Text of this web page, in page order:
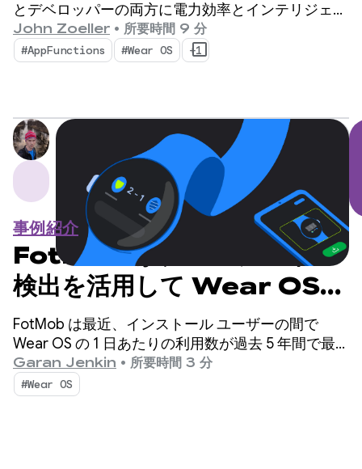
とデベロッパーの両方に電力効率とインテリジェン
スの新時代をもたらすメジャー アップデートで
す。
John Zoeller • 所要時間 9 分
#AppFunctions #Wear OS +1
事例紹介
FotMob がクロスデバイス
検出を活用して Wear OS
の導入を記録的なレベルに引
き上げた方法
FotMob は最近、インストール ユーザーの間で
Wear OS の 1 日あたりの利用数が過去 5 年間で最
大となり、1 日の平均の 2 ～ 3 倍に達しました。そ
の秘密とは？ユーザーがスマートフォンから直接
Wear OS アプリを見つけられるシンプルなクロス
Garan Jenkin • 所要時間 3 分
#Wear OS